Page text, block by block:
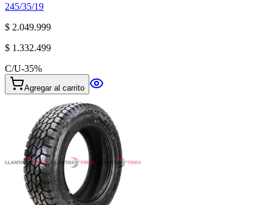
245/35/19
$ 2.049.999
$ 1.332.499
C/U-35%
Agregar al carrito